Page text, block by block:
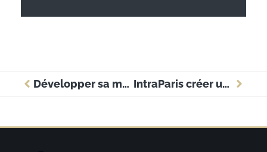
Développer sa marque employeur : le sport en entreprise comme levier d’attractivité IntraParis créer un compte : la méthode pour une inscription sans erreur